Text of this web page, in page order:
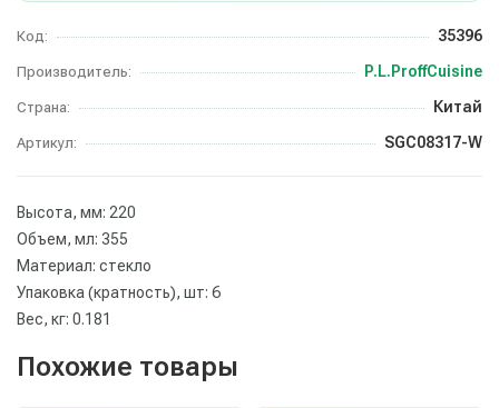
Код: 35396
Производитель: P.L.ProffCuisine
Страна: Китай
Артикул: SGC08317-W
Высота, мм: 220
Объем, мл: 355
Материал: стекло
Упаковка (кратность), шт: 6
Вес, кг: 0.181
Похожие товары